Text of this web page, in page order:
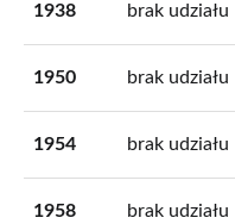
1938 brak udziału
1950 brak udziału
1954 brak udziału
1958 brak udziału